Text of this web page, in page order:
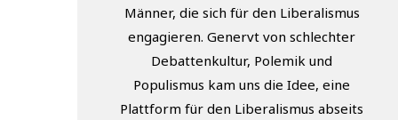
Männer, die sich für den Liberalismus
engagieren. Genervt von schlechter
Debattenkultur, Polemik und
Populismus kam uns die Idee, eine
Plattform für den Liberalismus abseits